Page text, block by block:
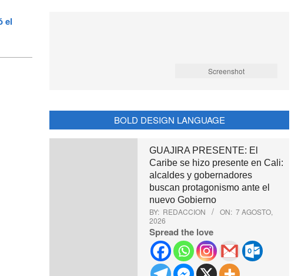
el
Screenshot
BOLD DESIGN LANGUAGE
GUAJIRA PRESENTE: El
Caribe se hizo presente en Cali:
alcaldes y gobernadores
buscan protagonismo ante el
nuevo Gobierno
BY: REDACCION ON: 7 AGOSTO,
2026
Spread the love